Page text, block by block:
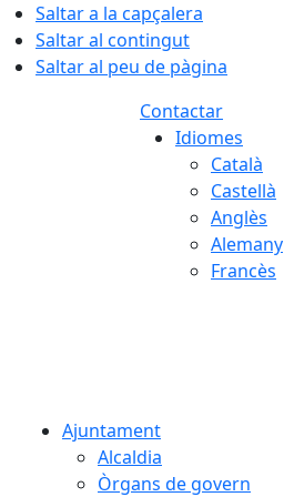
Saltar a la capçalera
Saltar al contingut
Saltar al peu de pàgina
Contactar
Idiomes
Català
Castellà
Anglès
Alemany
Francès
Ajuntament
Alcaldia
Òrgans de govern